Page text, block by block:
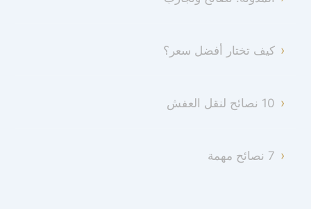
كيف تختار أفضل سعر؟
10 نصائح لنقل العفش
7 نصائح مهمة